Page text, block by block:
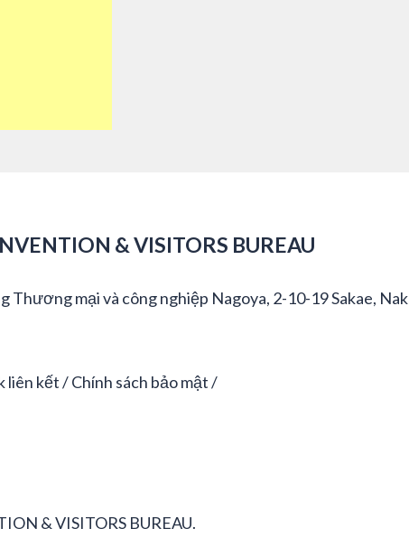
& VISITORS BUREAU
Thương mại và công nghiệp Nagoya, 2-10-19 Sakae,
liên kết Chính sách bảo mật
& VISITORS BUREAU.